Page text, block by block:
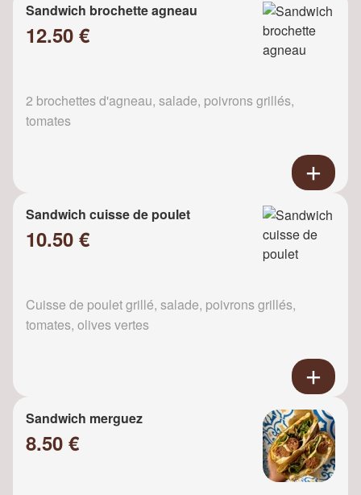
Sandwich brochette agneau
12.50 €
2 brochettes d'agneau, salade, poivrons grillés,
tomates
Sandwich cuisse de poulet
10.50 €
Cuisse de poulet grillé, salade, poivrons grillés,
tomates, olives vertes
Sandwich merguez
8.50 €